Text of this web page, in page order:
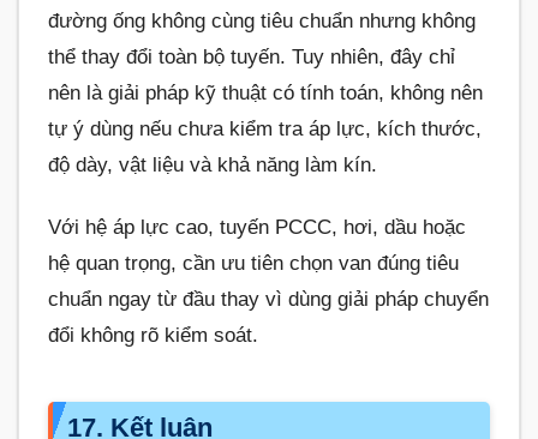
đường ống không cùng tiêu chuẩn nhưng không
thể thay đổi toàn bộ tuyến. Tuy nhiên, đây chỉ
nên là giải pháp kỹ thuật có tính toán, không nên
tự ý dùng nếu chưa kiểm tra áp lực, kích thước,
độ dày, vật liệu và khả năng làm kín.
Với hệ áp lực cao, tuyến PCCC, hơi, dầu hoặc
hệ quan trọng, cần ưu tiên chọn van đúng tiêu
chuẩn ngay từ đầu thay vì dùng giải pháp chuyển
đổi không rõ kiểm soát.
17. Kết luận